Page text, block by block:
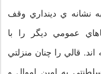
نشانه ي دينداري وقف
عمومي ديگر را با
قالي را چنان منزلتي